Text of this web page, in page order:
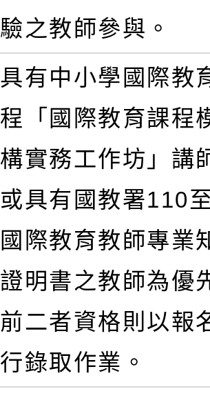
驗之教師參與。
具有中小學國際教
程「國際教育課程
構實務工作坊」講
或具有國教署110
國際教育教師專業
證明書之教師為優
前二者資格則以報
行錄取作業。